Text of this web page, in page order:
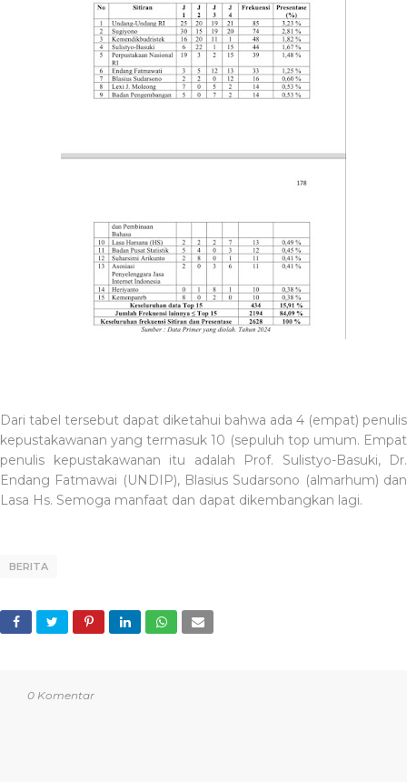
Dari tabel tersebut dapat diketahui bahwa ada 4 (empat) penulis
kepustakawanan yang termasuk 10 (sepuluh top umum. Empat
penulis kepustakawanan itu adalah Prof. Sulistyo-Basuki, Dr.
Endang Fatmawai (UNDIP), Blasius Sudarsono (almarhum) dan
Lasa Hs. Semoga manfaat dan dapat dikembangkan lagi.
BERITA
0 Komentar